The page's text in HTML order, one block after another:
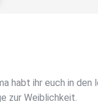
habt ihr euch in den
zur Weiblichkeit.